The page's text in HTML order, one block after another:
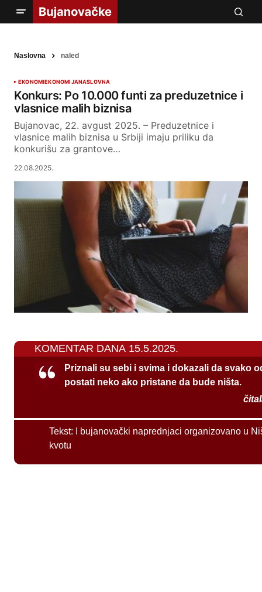
Naslovna naled
EKONOMIEKONOMIJANASLOVNA
Konkurs: Po 10.000 funti za preduzetnice i
vlasnice malih biznisa
Bujanovac, 22. avgust 2025. – Preduzetnice i
vlasnice malih biznisa u Srbiji imaju priliku da
konkurišu za grantove…
22.08.2025.
KOMENTAR DANA 15.5.2025.
Priznali su sebi i svima i dokazali da svako
postati neko ako pristane da bude ništa.
Tekst:
I bujanovački naprednjaci organizovano u
kvotu